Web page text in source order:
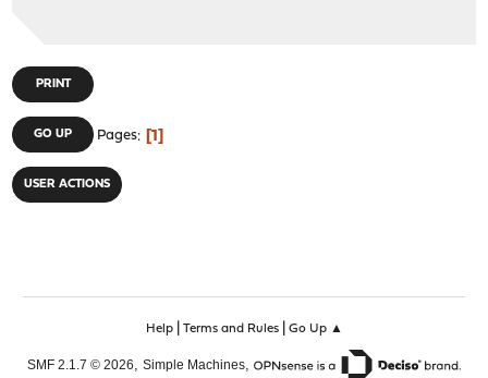
PRINT
GO UP Pages 1
USER ACTIONS
Help| Terms and Rules| Go Up ▲
SMF 2.1.7 © 2026, Simple Machines,